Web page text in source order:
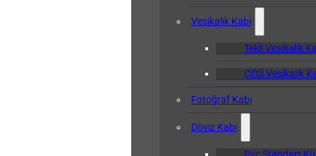
Vesikalık Kabı
Tekli Vesikalık
Çiftli Vesikalık
Fotoğraf Kabı
Döviz Kabı